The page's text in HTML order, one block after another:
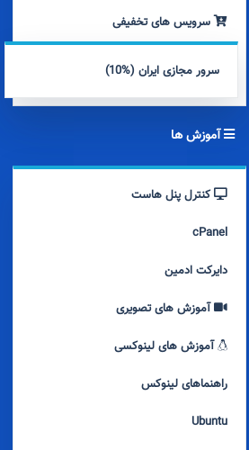
سرویس های تخفیفی
سرور مجازی ایران (%10)
آموزش ها
کنترل پنل هاست
cPanel
دایرکت ادمین
آموزش های تصویری
آموزش های لینوکسی
راهنماهای لینوکس
Ubuntu